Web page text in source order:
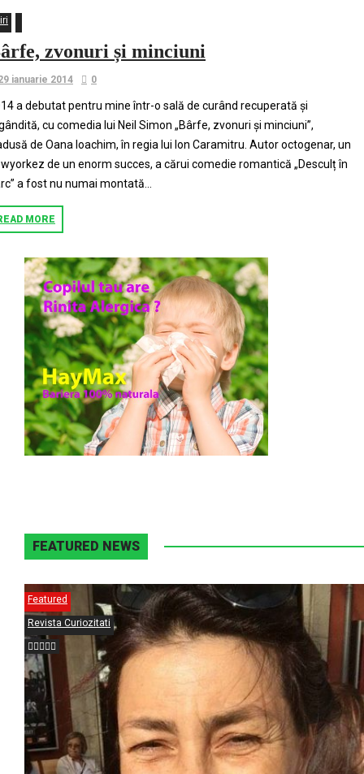
zvonuri și minciuni
ianuarie 2014 0
a debutat pentru mine într-o sală de curând recuperată și
cu comedia lui Neil Simon „Bârfe, zvonuri și minciuni”,
de Oana Ioachim, în regia lui Ion Caramitru. Autor octogenar, un
de un enorm succes, a cărui comedie romantică „Desculț în
a fost nu numai montată...
MORE
FEATURED NEWS
Featured
Revista Curiozitati